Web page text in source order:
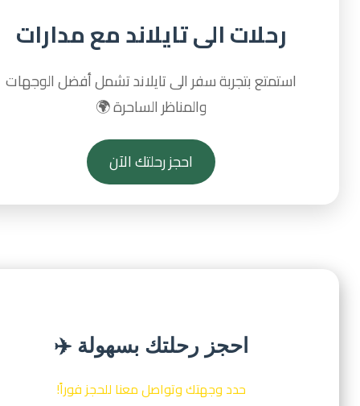
رحلات الى تايلاند مع مدارات
استمتع بتجربة سفر الى تايلاند تشمل أفضل الوجهات
والمناظر الساحرة 🌍
احجز رحلتك الآن
احجز رحلتك بسهولة ✈️
حدد وجهتك وتواصل معنا للحجز فوراً!